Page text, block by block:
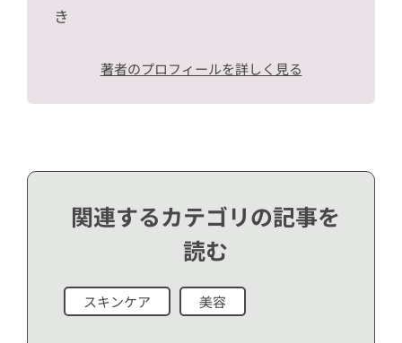
き
著者のプロフィールを詳しく見る
関連するカテゴリの記事を
読む
スキンケア 美容